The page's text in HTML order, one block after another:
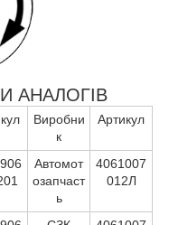
АНАЛОГІВ
Виробни
к
Артикул
Автомот
озапчаст
ь
4061007
012Л